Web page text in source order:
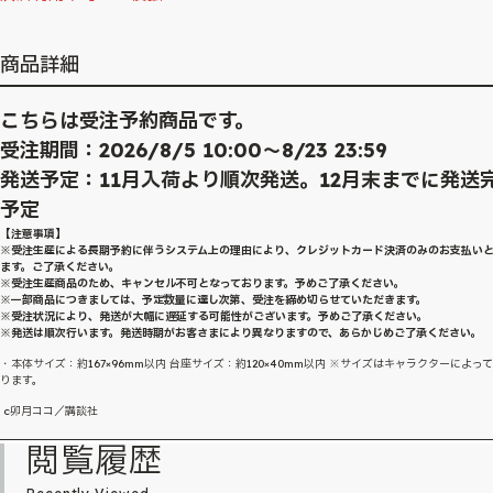
商品詳細
こちらは受注予約商品です。
受注期間：2026/8/5 10:00～8/23 23:59
発送予定：11月入荷より順次発送。12月末までに発送
予定
【注意事項】
※受注生産による長期予約に伴うシステム上の理由により、クレジットカード決済のみのお支払い
ます。ご了承ください。
※受注生産商品のため、キャンセル不可となっております。予めご了承ください。
※一部商品につきましては、予定数量に達し次第、受注を締め切らせていただきます。
※受注状況により、発送が大幅に遅延する可能性がございます。予めご了承ください。
※発送は順次行います。発送時期がお客さまにより異なりますので、あらかじめご了承ください。
・本体サイズ：約167×96mm以内 台座サイズ：約120×40mm以内 ※サイズはキャラクターによっ
ります。
c卯月ココ／講談社
閲覧履歴